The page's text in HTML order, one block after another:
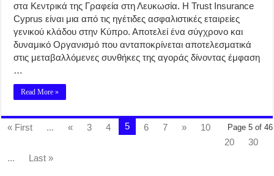
στα Κεντρικά της Γραφεία στη Λευκωσία. Η Trust Insurance
Cyprus είναι μια από τις ηγέτιδες ασφαλιστικές εταιρείες
γενικού κλάδου στην Κύπρο. Αποτελεί ένα σύγχρονο και
δυναμικό Οργανισμό που ανταποκρίνεται αποτελεσματικά
στις μεταβαλλόμενες συνθήκες της αγοράς δίνοντας έμφαση
…
Read More »
Page 5 of 46
« First ... « 3 4 5 6 7 »
10
20
30
...
Last »